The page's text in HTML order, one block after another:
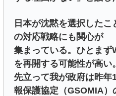
日本が沈黙を選択した
の対応戦略にも関心が
集まっている。ひとまず
を再開する可能性が高い。
先立って我が政府は昨
報保護協定（GSOMIA）